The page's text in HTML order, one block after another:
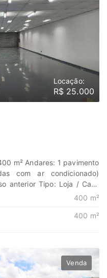
Locação:
R$ 25.000
m² Andares: 1 pavimento
com ar condicionado)
anterior Tipo: Loja / Casa
Estrutura ampla em um
Localização Bairro:
Consolidada, com
de crescimento para
seus sonhos em
400 m²
400 m²
Venda